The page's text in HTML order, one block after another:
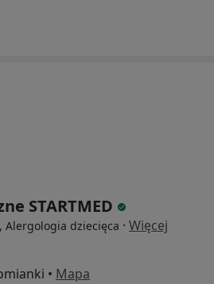
STARTMED
dziecięca · Więcej
• Mapa